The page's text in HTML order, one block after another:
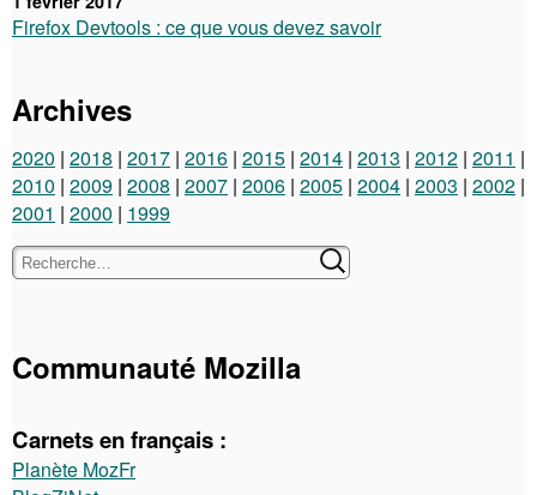
Firefox Devtools : ce que vous devez savoir
Archives
2020 2018 2017 2016 2015 2014 2013 2012 2011
2010 2009 2008 2007 2006 2005 2004 2003 2002
2001
2000 1999
Communauté Mozilla
Carnets en français :
Planète MozFr